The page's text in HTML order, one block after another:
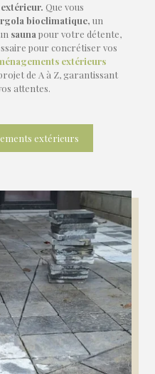
extérieur. Que vous
bioclimatique, un
sauna pour votre détente,
pour concrétiser vos
extérieurs
de A à Z, garantissant
attentes.
extérieurs